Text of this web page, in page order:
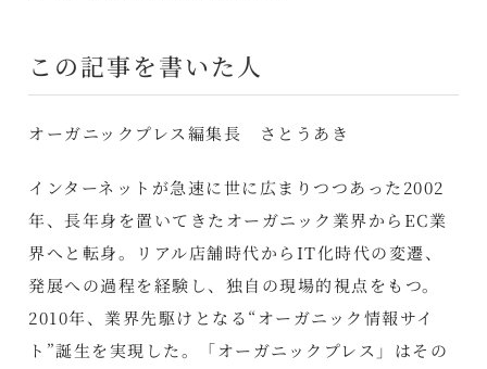
この記事を書いた人
オーガニックプレス編集長 さとうあき
インターネットが急速に世に広まりつつあった2002
年、長年身を置いてきたオーガニック業界からEC業
界へと転身。リアル店舗時代からIT化時代の変遷、
発展への過程を経験し、独自の現場的視点をもつ。
2010年、業界先駆けとなる“オーガニック情報サイ
ト”誕生を実現した。「オーガニックプレス」はその